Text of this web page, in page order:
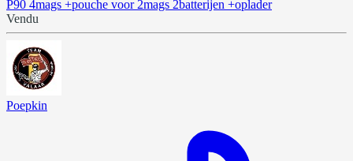
P90 4mags +pouche voor 2mags 2batterijen +oplader
Vendu
Poepkin